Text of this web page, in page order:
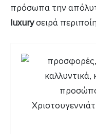
πρόσωπα την
luxuryσειρά